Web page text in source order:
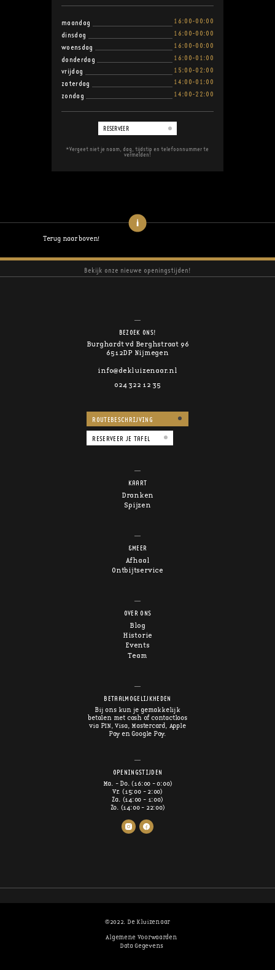
maandag
16:00-00:00
dinsdag
16:00-00:00
woensdag
16:00-00:00
donderdag
16:00-01:00
vrijdag
15:00-02:00
zaterdag
14:00-01:00
zondag
14:00-22:00
RESERVEER
*Vergeet niet je naam, dag, tijdstip en telefoonnummer te
vermelden!
Terug naar boven!
Bekijk onze nieuwe openingstijden!
BEZOEK ONS!
Burghardt vd Berghstraat 96
6512DP Nijmegen
info@dekluizenaar.nl
024 322 12 35
ROUTEBESCHRIJVING
RESERVEER JE TAFEL
KAART
Dranken
Spijzen
&MEER
Afhaal
Ontbijtservice
OVER ONS
Blog
Historie
Events
Team
BETAALMOGELIJKHEDEN
Bij ons kun je gemakkelijk
betalen met cash of contactloos
via PIN, Visa, Mastercard, Apple
Pay en Google Pay.
OPENINGSTIJDEN
Ma. - Do. (16:00 - 0:00)
Vr. (15:00 - 2:00)
Za. (14:00 - 1:00)
Zo. (14:00 - 22:00)
©2022. De Kluizenaar
Algemene Voorwaarden
Data Gegevens